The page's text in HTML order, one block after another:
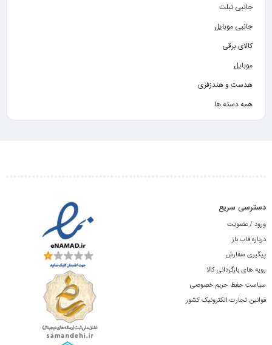
جانبی تبلت
جانبی موبایل
کالای برقی
موبایل
هدست و هندزفری
همه دسته ها
دسترسی سریع
ورود / عضویت
درباره قاب باز
پیگیری سفارش
رویه های بازگردانی کالا
سیاست حفظ حریم خصوصی
قوانین تجارت الکترونیک کشور